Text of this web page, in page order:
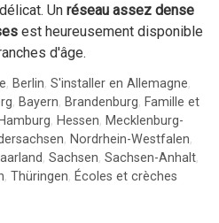
Unréseau assez dense
est heureusement disponible
d'âge.
, Berlin,S'installer en Allemagne,
, Bayern, Brandenburg, Famille et
Hamburg, Hessen, Mecklenburg-
, Nordrhein-Westfalen,
,Sachsen,Sachsen-Anhalt,
,Thüringen, Écoles et crèches